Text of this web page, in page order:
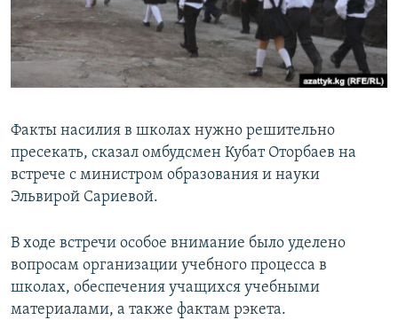
Факты насилия в школах нужно решительно
пресекать, сказал омбудсмен Кубат Оторбаев на
встрече с министром образования и науки
Эльвирой Сариевой.
В ходе встречи особое внимание было уделено
вопросам организации учебного процесса в
школах, обеспечения учащихся учебными
материалами, а также фактам рэкета.